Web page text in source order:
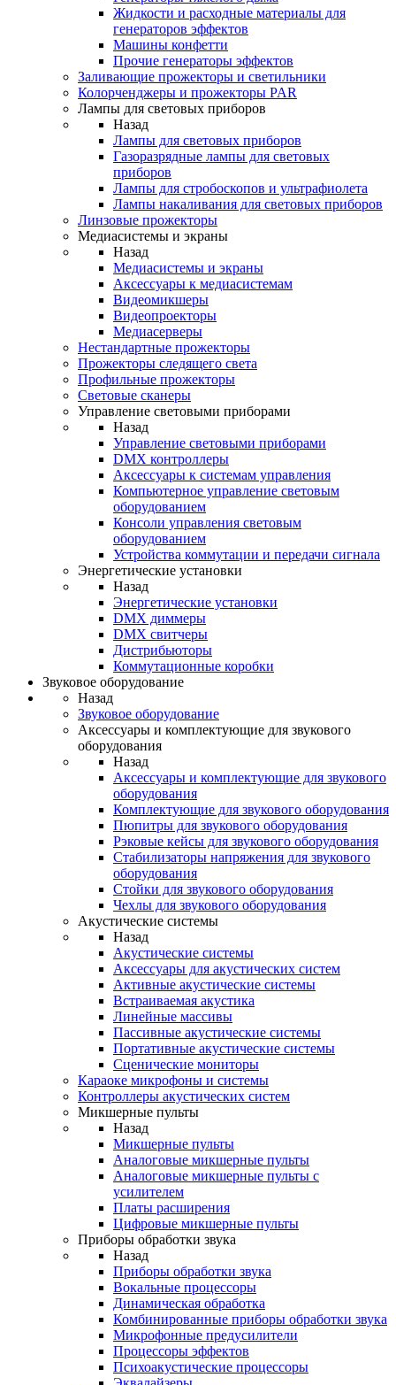
Жидкости и расходные материалы для
генераторов эффектов
Машины конфетти
Прочие генераторы эффектов
Заливающие прожекторы и светильники
Колорченджеры и прожекторы PAR
Лампы для световых приборов
Назад
Лампы для световых приборов
Газоразрядные лампы для световых
приборов
Лампы для стробоскопов и ультрафиолета
Лампы накаливания для световых приборов
Линзовые прожекторы
Медиасистемы и экраны
Назад
Медиасистемы и экраны
Аксессуары к медиасистемам
Видеомикшеры
Видеопроекторы
Медиасерверы
Нестандартные прожекторы
Прожекторы следящего света
Профильные прожекторы
Световые сканеры
Управление световыми приборами
Назад
Управление световыми приборами
DMX контроллеры
Аксессуары к системам управления
Компьютерное управление световым
оборудованием
Консоли управления световым
оборудованием
Устройства коммутации и передачи сигнала
Энергетические установки
Назад
Энергетические установки
DMX диммеры
DMX свитчеры
Дистрибьюторы
Коммутационные коробки
Звуковое оборудование
Назад
Звуковое оборудование
Аксессуары и комплектующие для звукового
оборудования
Назад
Аксессуары и комплектующие для звукового
оборудования
Комплектующие для звукового оборудования
Пюпитры для звукового оборудования
Рэковые кейсы для звукового оборудования
Стабилизаторы напряжения для звукового
оборудования
Стойки для звукового оборудования
Чехлы для звукового оборудования
Акустические системы
Назад
Акустические системы
Аксессуары для акустических систем
Активные акустические системы
Встраиваемая акустика
Линейные массивы
Пассивные акустические системы
Портативные акустические системы
Сценические мониторы
Караоке микрофоны и системы
Контроллеры акустических систем
Микшерные пульты
Назад
Микшерные пульты
Аналоговые микшерные пульты
Аналоговые микшерные пульты с
усилителем
Платы расширения
Цифровые микшерные пульты
Приборы обработки звука
Назад
Приборы обработки звука
Вокальные процессоры
Динамическая обработка
Комбинированные приборы обработки звука
Микрофонные предусилители
Процессоры эффектов
Психоакустические процессоры